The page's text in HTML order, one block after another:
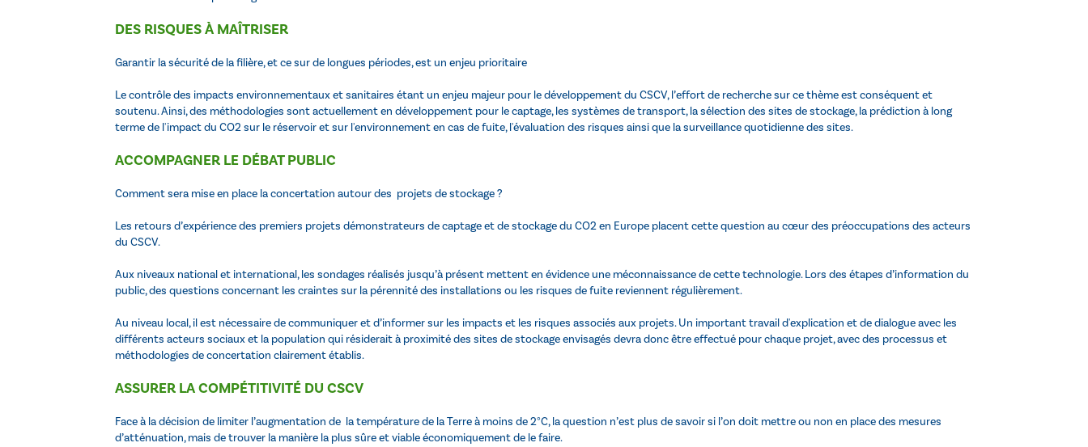
DES RISQUES À MAÎTRISER
Garantir la sécurité de la filière, et ce sur de longues périodes, est un enjeu prioritaire
Le contrôle des impacts environnementaux et sanitaires étant un enjeu majeur pour le développement du CSCV, l’effort de recherche sur ce thème est conséquent et
soutenu. Ainsi, des méthodologies sont actuellement en développement pour le captage, les systèmes de transport, la sélection des sites de stockage, la prédiction à long
terme de l'impact du CO2 sur le réservoir et sur l'environnement en cas de fuite, l'évaluation des risques ainsi que la surveillance quotidienne des sites.
ACCOMPAGNER LE DÉBAT PUBLIC
Comment sera mise en place la concertation autour des projets de stockage ?
Les retours d’expérience des premiers projets démonstrateurs de captage et de stockage du CO2 en Europe placent cette question au cœur des préoccupations des acteurs
du CSCV.
Aux niveaux national et international, les sondages réalisés jusqu’à présent mettent en évidence une méconnaissance de cette technologie. Lors des étapes d’information du
public, des questions concernant les craintes sur la pérennité des installations ou les risques de fuite reviennent régulièrement.
Au niveau local, il est nécessaire de communiquer et d’informer sur les impacts et les risques associés aux projets. Un important travail d'explication et de dialogue avec les
différents acteurs sociaux et la population qui résiderait à proximité des sites de stockage envisagés devra donc être effectué pour chaque projet, avec des processus et
méthodologies de concertation clairement établis.
ASSURER LA COMPÉTITIVITÉ DU CSCV
Face à la décision de limiter l’augmentation de la température de la Terre à moins de 2°C, la question n’est plus de savoir si l’on doit mettre ou non en place des mesures
d’atténuation, mais de trouver la manière la plus sûre et viable économiquement de le faire.